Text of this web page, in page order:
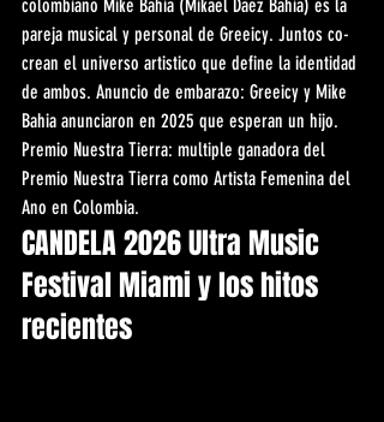
colombiano Mike Bahia (Mikael Daez Bahia) es la
pareja musical y personal de Greeicy. Juntos co-
crean el universo artistico que define la identidad
de ambos. Anuncio de embarazo: Greeicy y Mike
Bahia anunciaron en 2025 que esperan un hijo.
Premio Nuestra Tierra: multiple ganadora del
Premio Nuestra Tierra como Artista Femenina del
Ano en Colombia.
CANDELA 2026 Ultra Music
Festival Miami y los hitos
recientes